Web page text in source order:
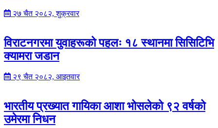
२७ चैत २०८२, शुक्रवार
विराटनगरमा युवाहरूको पहलः १८ स्थानमा सिसिटिभि
क्यामरा जडान
२९ चैत २०८२, आइतवार
भारतीय प्रख्यात गायिका आशा भोसलेको ९२ वर्षको
उमेरमा निधन